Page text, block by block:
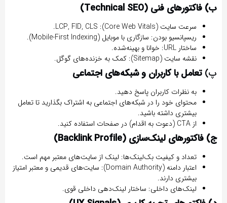
ب) فاکتورهای فنی (Technical SEO)
سرعت سایت (Core Web Vitals):
ریسپانسیو بودن: سازگاری با موبایل (Mobile-First Indexing).
ساختار URL:
خوانا و بهینه‌شده.
نقشه سایت (Sitemap):
کمک به خزنده‌های گوگل.
پ) تعامل با کاربران و شبکه‌های اجتماعی
به نظرات کاربران پاسخ دهید.
محتوای خود را در شبکه‌های اجتماعی به اشتراک بگذارید تا تعامل
بیشتری داشته باشید.
از CTA (دعوت به اقدام) در صفحات استفاده کنید.
ج) فاکتورهای لینک‌سازی (Backlink Profile)
تعداد و کیفیت بک‌لینک‌ها: لینک از سایت‌های معتبر مهم است.
اعتبار دامنه (Domain Authority):
سایت‌های قدیمی و معتبر امتیاز
بیشتری دارند.
لینک‌های داخلی: ساختار لینک‌دهی داخلی قوی.